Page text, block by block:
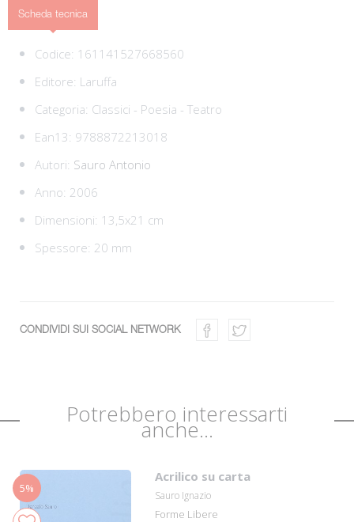
Scheda tecnica
Codice: 161141527668560
Editore: Laruffa
Categoria: Classici - Poesia - Teatro
Ean13: 9788872213018
Autori: Sauro Antonio
Anno: 2006
Dimensioni: 13,5x21 cm
Spessore: 20 mm
CONDIVIDI SUI SOCIAL NETWORK
Potrebbero interessarti
anche...
5%
Acrilico su carta
Sauro Ignazio
Forme Libere